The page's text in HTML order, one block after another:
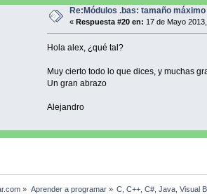
Re:Módulos .bas: tamaño
« Respuesta #20 en: 17 de Mayo
Hola alex, ¿qué tal?
Muy cierto todo lo que dices, y muchas
Un gran abrazo
Alejandro
» Aprender a programar» C, C++, C#, Java, Visual